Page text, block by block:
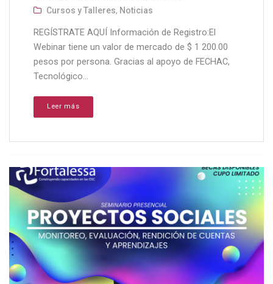
Cursos y Talleres, Noticias
REGÍSTRATE AQUÍ Información de Registro:El
Webinar tiene un valor de mercado de $ 1 200.00
pesos por persona. Gracias al apoyo de FECHAC,
Tecnológico...
Leer más